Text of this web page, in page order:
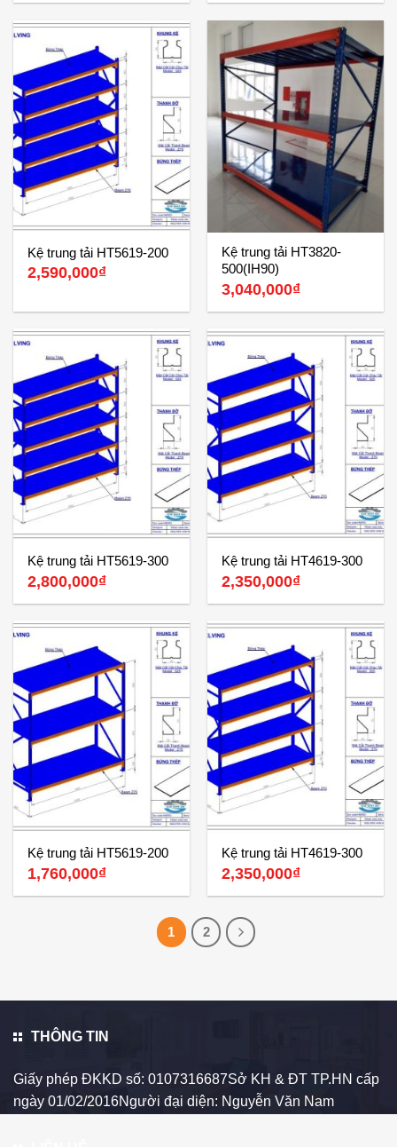
Kệ trung tải HT5619-200
2,590,000₫
Kệ trung tải HT3820-
500(IH90)
3,040,000₫
Kệ trung tải HT5619-300
2,800,000₫
Kệ trung tải HT4619-300
2,350,000₫
Kệ trung tải HT5619-200
1,760,000₫
Kệ trung tải HT4619-300
2,350,000₫
1 2
THÔNG TIN
Giấy phép ĐKKD số: 0107316687Sở KH & ĐT TP.HN cấp
ngày 01/02/2016Người đại diện: Nguyễn Văn Nam